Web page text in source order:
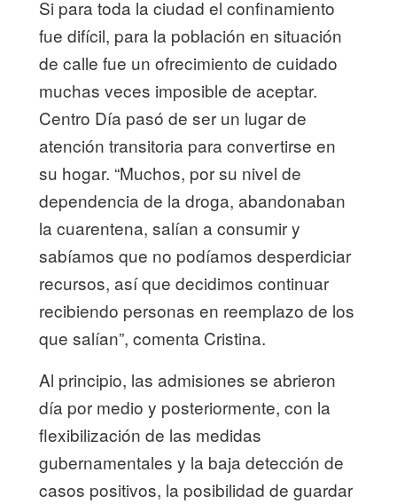
Si para toda la ciudad el confinamiento
fue difícil, para la población en situación
de calle fue un ofrecimiento de cuidado
muchas veces imposible de aceptar.
Centro Día pasó de ser un lugar de
atención transitoria para convertirse en
su hogar. “Muchos, por su nivel de
dependencia de la droga, abandonaban
la cuarentena, salían a consumir y
sabíamos que no podíamos desperdiciar
recursos, así que decidimos continuar
recibiendo personas en reemplazo de los
que salían”, comenta Cristina.
Al principio, las admisiones se abrieron
día por medio y posteriormente, con la
flexibilización de las medidas
gubernamentales y la baja detección de
casos positivos, la posibilidad de guardar